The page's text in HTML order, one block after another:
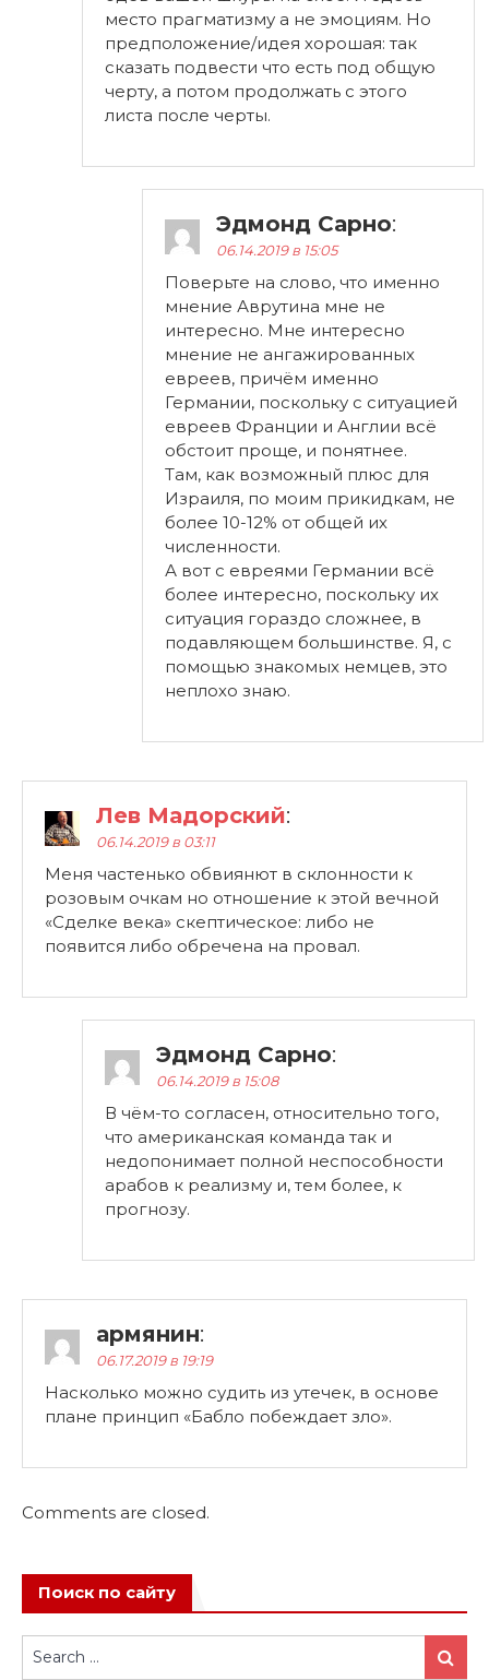
место прагматизму а не эмоциям. Но
предположение/идея хорошая: так
сказать подвести что есть под общую
черту, а потом продолжать с этого
листа после черты.
Эдмонд Сарно:
06.14.2019 в 15:05
Поверьте на слово, что именно
мнение Аврутина мне не
интересно. Мне интересно
мнение не ангажированных
евреев, причём именно
Германии, поскольку с ситуацией
евреев Франции и Англии всё
обстоит проще, и понятнее.
Там, как возможный плюс для
Израиля, по моим прикидкам, не
более 10-12% от общей их
численности.
А вот с евреями Германии всё
более интересно, поскольку их
ситуация гораздо сложнее, в
подавляющем большинстве. Я, с
помощью знакомых немцев, это
неплохо знаю.
Лев Мадорский:
06.14.2019 в 03:11
Меня частенько обвиянют в склонности к
розовым очкам но отношение к этой вечной
«Сделке века» скептическое: либо не
появится либо обречена на провал.
Эдмонд Сарно:
06.14.2019 в 15:08
В чём-то согласен, относительно того,
что американская команда так и
недопонимает полной неспособности
арабов к реализму и, тем более, к
прогнозу.
армянин:
06.17.2019 в 19:19
Насколько можно судить из утечек, в основе
плане принцип «Бабло побеждает зло».
Comments are closed.
Поиск по сайту
for:
Search